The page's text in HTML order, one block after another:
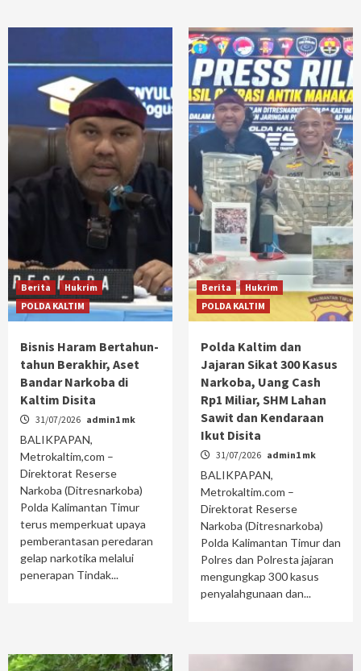
Berita
Hukrim
POLDA KALTIM
Bisnis Haram Bertahun-
tahun Berakhir, Aset
Bandar Narkoba di
Kaltim Disita
31/07/2026 admin1 mk
BALIKPAPAN,
Metrokaltim,com –
Direktorat Reserse
Narkoba (Ditresnarkoba)
Polda Kalimantan Timur
terus memperkuat upaya
pemberantasan peredaran
gelap narkotika melalui
penerapan Tindak...
Berita
Hukrim
POLDA KALTIM
Polda Kaltim dan
Jajaran Sikat 300 Kasus
Narkoba, Uang Cash
Rp1 Miliar, SHM Lahan
Sawit dan Kendaraan
Ikut Disita
31/07/2026 admin1 mk
BALIKPAPAN,
Metrokaltim.com –
Direktorat Reserse
Narkoba (Ditresnarkoba)
Polda Kalimantan Timur dan
Polres dan Polresta jajaran
mengungkap 300 kasus
penyalahgunaan dan...